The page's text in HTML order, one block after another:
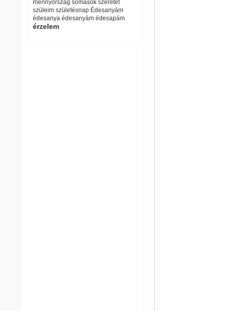
mennyország somasok szeretet
szüleim születésnap Édesanyám
édesanya édesanyám édesapám
érzelem